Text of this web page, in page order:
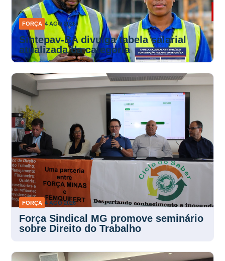
FORÇA 4 AGO 2026
Sintepav-BA divulga tabela salarial
atualizada da categoria
FORÇA 4 AGO 2026
Força Sindical MG promove seminário
sobre Direito do Trabalho